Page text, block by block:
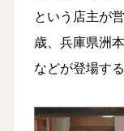
という店主が
歳、兵庫県洲
などが登場する